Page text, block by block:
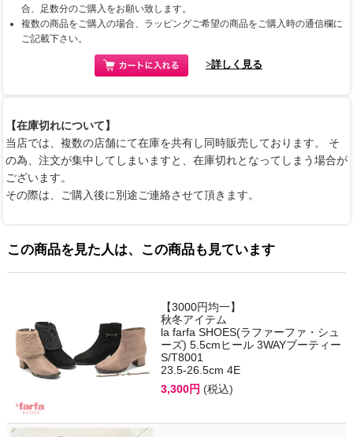
合、足数分のご購入をお願い致します。
複数の商品をご購入の場合、ラッピングご希望の商品をご購入時の通信欄に
ご記載下さい。
>詳しく見る
【在庫切れについて】
当店では、複数の店舗にて在庫を共有し同時販売しております。 そ
の為、注文が集中してしまいますと、在庫切れとなってしまう場合が
ございます。
その際は、ご購入後に別途ご連絡させて頂きます。
この商品を見た人は、この商品も見ています
【3000円均一】
秋冬アイテム
la farfa SHOES(ラファーファ・シュ
ーズ) 5.5cmヒール 3WAYブーティー
S/T8001
23.5-26.5cm 4E
3,300円 (税込)